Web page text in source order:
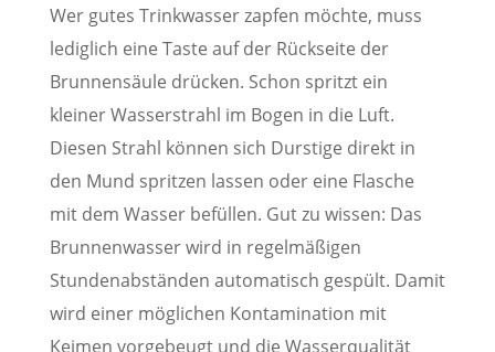
Wer gutes Trinkwasser zapfen möchte, muss
lediglich eine Taste auf der Rückseite der
Brunnensäule drücken. Schon spritzt ein
kleiner Wasserstrahl im Bogen in die Luft.
Diesen Strahl können sich Durstige direkt in
den Mund spritzen lassen oder eine Flasche
mit dem Wasser befüllen. Gut zu wissen: Das
Brunnenwasser wird in regelmäßigen
Stundenabständen automatisch gespült. Damit
wird einer möglichen Kontamination mit
Keimen vorgebeugt und die Wasserqualität